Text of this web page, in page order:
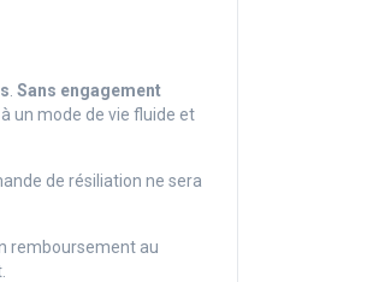
Sans engagement
un mode de vie fluide et
de résiliation ne sera
remboursement au